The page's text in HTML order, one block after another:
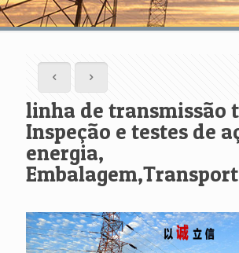
linha de transmissão
Inspeção e testes de
energia,